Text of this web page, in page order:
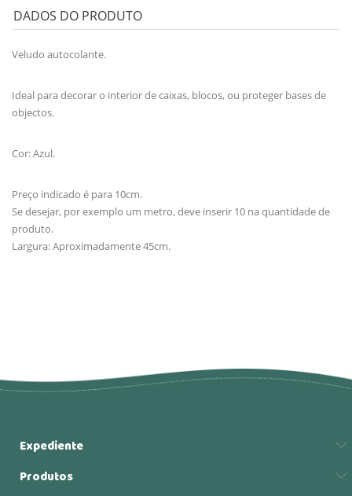
DADOS DO PRODUTO
Veludo autocolante.
Ideal para decorar o interior de caixas, blocos, ou proteger bases de
objectos.
Cor: Azul.
Preço indicado é para 10cm.
Se desejar, por exemplo um metro, deve inserir 10 na quantidade de
produto.
Largura: Aproximadamente 45cm.
Expediente
Produtos